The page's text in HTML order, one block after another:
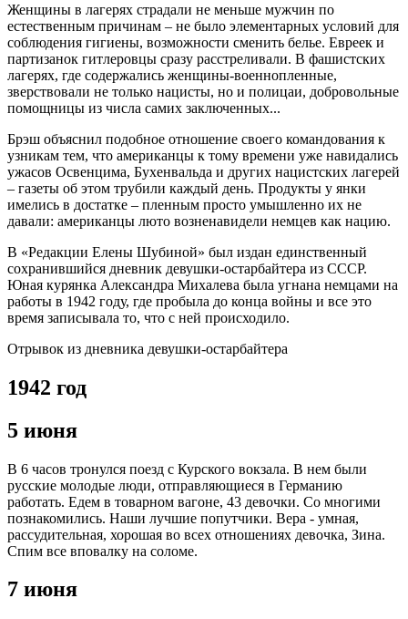
Женщины в лагерях страдали не меньше мужчин по
естественным причинам – не было элементарных условий для
соблюдения гигиены, возможности сменить белье. Евреек и
партизанок гитлеровцы сразу расстреливали. В фашистских
лагерях, где содержались женщины-военнопленные,
зверствовали не только нацисты, но и полицаи, добровольные
помощницы из числа самих заключенных...
Брэш объяснил подобное отношение своего командования к
узникам тем, что американцы к тому времени уже навидались
ужасов Освенцима, Бухенвальда и других нацистских лагерей
– газеты об этом трубили каждый день. Продукты у янки
имелись в достатке – пленным просто умышленно их не
давали: американцы люто возненавидели немцев как нацию.
В «Редакции Елены Шубиной» был издан единственный
сохранившийся дневник девушки-остарбайтера из СССР.
Юная курянка Александра Михалева была угнана немцами на
работы в 1942 году, где пробыла до конца войны и все это
время записывала то, что с ней происходило.
Отрывок из дневника девушки-остарбайтера
1942 год
5 июня
В 6 часов тронулся поезд с Курского вокзала. В нем были
русские молодые люди, отправляющиеся в Германию
работать. Едем в товарном вагоне, 43 девочки. Со многими
познакомились. Наши лучшие попутчики. Вера - умная,
рассудительная, хорошая во всех отношениях девочка, Зина.
Спим все вповалку на соломе.
7 июня